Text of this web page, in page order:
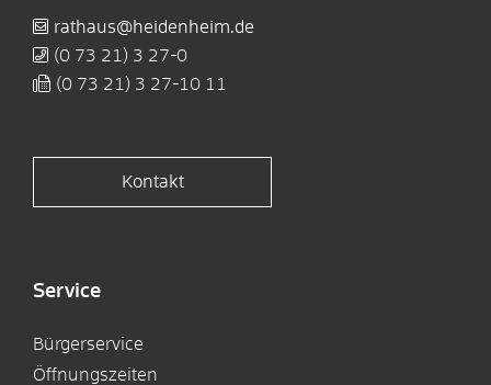
rathaus@heidenheim.de
(0 73 21) 3 27-0
(0 73 21) 3 27-10 11
Kontakt
Service
Bürgerservice
Öffnungszeiten